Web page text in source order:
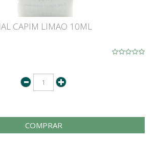
CAPIM LIMAO 10ML
COMPRAR